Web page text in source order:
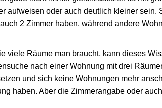
aufweisen oder auch deutlich kleiner sein.
2 Zimmer haben, während andere
viele Räume man braucht, kann dieses
nach einer Wohnung mit drei
und sich keine Wohnungen mehr
haben. Aber die Zimmerangabe oder